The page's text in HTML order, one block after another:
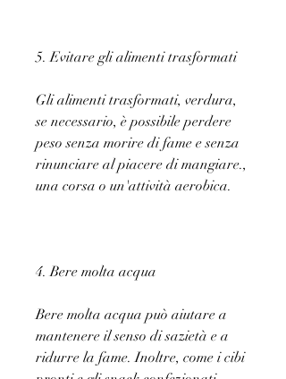
5. Evitare gli alimenti trasformati
Gli alimenti trasformati, verdura,
se necessario, è possibile perdere
peso senza morire di fame e senza
rinunciare al piacere di mangiare.,
una corsa o un'attività aerobica.
4. Bere molta acqua
Bere molta acqua può aiutare a
mantenere il senso di sazietà e a
ridurre la fame. Inoltre, come i cibi